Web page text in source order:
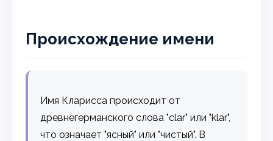
Происхождение имени
Имя Кларисса происходит от
древнегерманского слова "clar" или "klar",
что означает "ясный" или "чистый". В